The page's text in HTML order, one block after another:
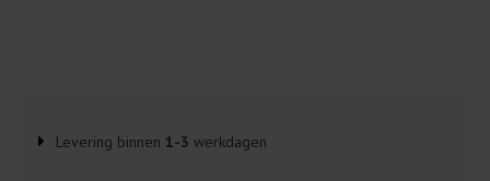
Levering binnen 1-3 werkdagen